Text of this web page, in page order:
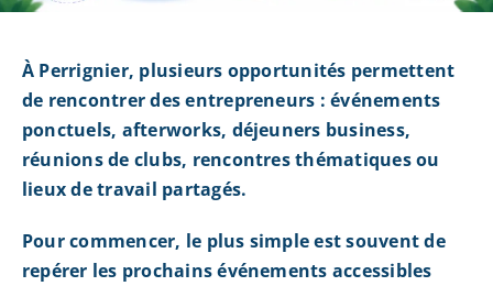
À Perrignier, plusieurs opportunités permettent
de rencontrer des entrepreneurs : événements
ponctuels, afterworks, déjeuners business,
réunions de clubs, rencontres thématiques ou
lieux de travail partagés.
Pour commencer, le plus simple est souvent de
repérer les prochains événements accessibles